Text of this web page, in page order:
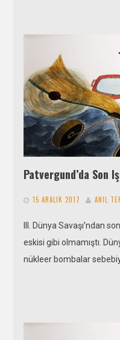
Patvergund’da Son
15 ARALIK 2017 ANIL
III. Dünya Savaşı’ndan
eskisi gibi olmamıştı.
nükleer bombalar